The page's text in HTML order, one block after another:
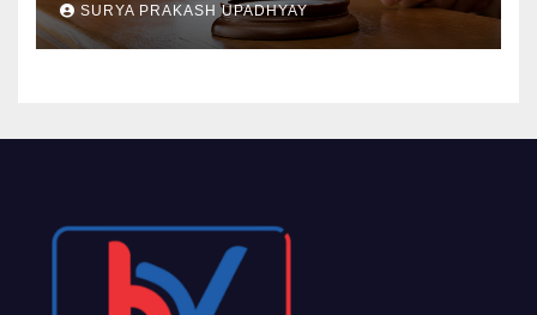
SURYA PRAKASH UPADHYAY